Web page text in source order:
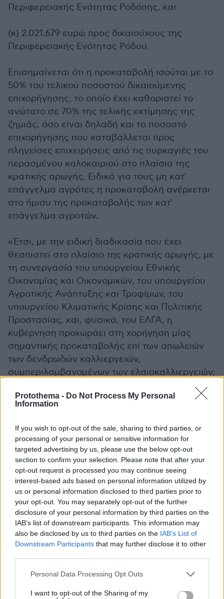
Protothema - Do Not Process My Personal
Information
If you wish to opt-out of the sale, sharing to third parties, or
processing of your personal or sensitive information for
targeted advertising by us, please use the below opt-out
section to confirm your selection. Please note that after your
opt-out request is processed you may continue seeing
interest-based ads based on personal information utilized by
us or personal information disclosed to third parties prior to
your opt-out. You may separately opt-out of the further
disclosure of your personal information by third parties on the
IAB’s list of downstream participants. This information may
also be disclosed by us to third parties on the IAB’s List of
Downstream Participants that may further disclose it to other
Please note that this website/app uses one or more Google
not limited to your visit or usage behaviour. You may click to
Personal Data Processing Opt Outs
I want to opt-out of the Sharing of my
Περιφερειακής Ενότητας Ροδόπης, και
(κ) 2.021.679 ευρώ προς δικαιούχους της
Περιφερειακής Ενότητας Ρόδου.
Επισημαίνεται ότι η προκαταβολή ισούται με το
50% του τελικού ποσοστού δικαιούμενης
επιχορήγησης, το οποίο έχει καθοριστεί το
ανώτατο σε 70% της τελικής εκτίμησης της
ζημιάς, όσο είναι δηλαδή και το ποσοστό
επιχορήγησης που καταβάλλεται προς
πληγείσες επιχειρήσεις από τις πυρκαγιές του
περασμένου καλοκαιριού στο πλαίσιο της
κρατικής αρωγής. Ειδικά για τους μη κατ'
επάγγελμα αγρότες η προκαταβολή ανέρχεται
στο ήμισυ της προκαταβολής των κατ'
επάγγελμα αγροτών.
«Έτσι, με την ειδική διαδικασία που έχει
θεσπιστεί στο πλαίσιο της κρατικής αρωγής, με
τη συνεργασία του υπουργείου Εθνικής
Οικονομίας και Οικονομικών, του υπουργείου
Αγροτικής Ανάπτυξης και Τροφίμων, του
υπουργείου Κλιματικής Κρίσης και Πολιτικής
Προστασίας, και, φυσικά, του ΕΛΓΑ, η
κυβέρνηση προχωράει στη χορήγηση μίας
σημαντικής προκαταβολής επί των απωλειών
των δενδρωδών καλλιεργειών,
συμπεριλαμβανομένων των ελαιοκαλλιεργειών,
παρασάγγας από ό,τι συνέβαινε στο
υπουργείων Εθνικής Οικονομίας &
Οικονομικών, Αγροτικής Ανάπτυξης &
Τροφίμων και Κλιματικής Κρίσης & Πολιτικής
Προστασίας. Έτσι, για τους κατά κύριο
επάγγελμα αγρότες, το ποσό της
προκαταβολής που θα χορηγηθεί εντός των
αμέσως επόμενων ημερών, ανέρχεται σε 1.225
ευρώ ανά στρέμμα για τα αμπελοειδή και τις
δενδρώδεις καλλιέργειες σε ελεύθερο σχήμα
φύτευσης, στο ποσό των 1.750 ευρώ ανά
ανά στρέμμα για τα αρωματικά φυτά. Σύμφωνα
με την τρέχουσα διαδικασία, η επιχορήγηση